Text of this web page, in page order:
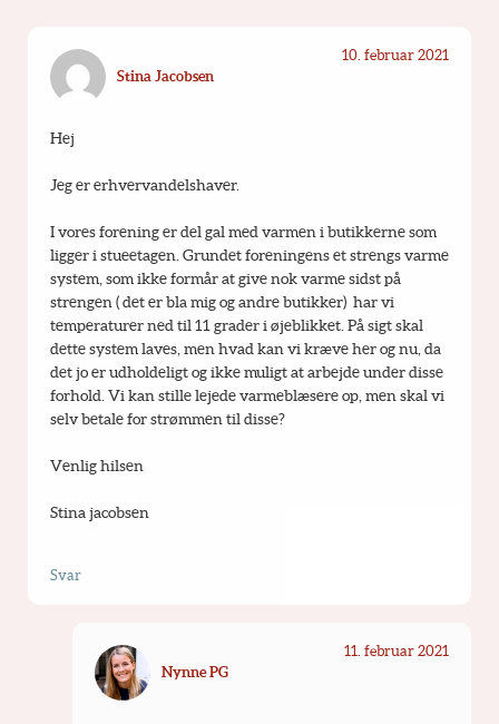
Stina Jacobsen
10. februar 2021
Hej
Jeg er erhvervandelshaver.
I vores forening er del gal med varmen i butikkerne som
ligger i stueetagen. Grundet foreningens et strengs varme
system, som ikke formår at give nok varme sidst på
strengen ( det er bla mig og andre butikker)  har vi
temperaturer ned til 11 grader i øjeblikket. På sigt skal
dette system laves, men hvad kan vi kræve her og nu, da
det jo er udholdeligt og ikke muligt at arbejde under disse
forhold. Vi kan stille lejede varmeblæsere op, men skal vi
selv betale for strømmen til disse?
Venlig hilsen
Stina jacobsen
Svar
Nynne PG
11. februar 2021